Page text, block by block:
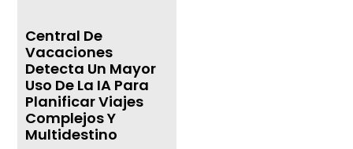
Central De
Vacaciones
Detecta Un Mayor
Uso De La IA Para
Planificar Viajes
Complejos Y
Multidestino